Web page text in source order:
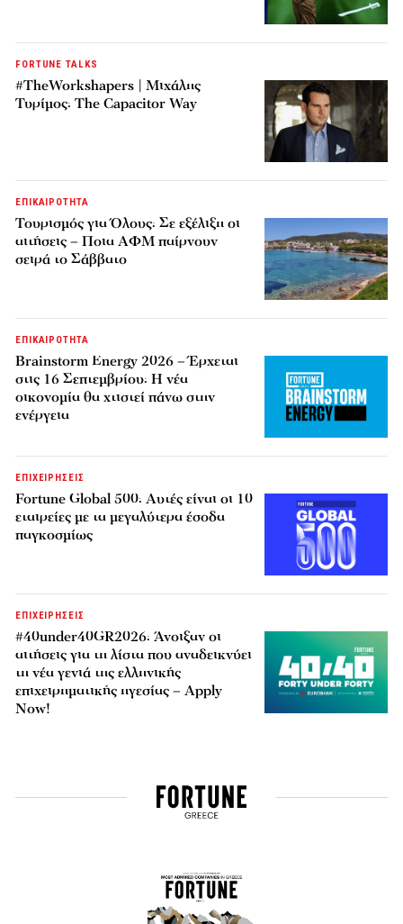
FORTUNE TALKS
#TheWorkshapers | Μιχάλης
Τυρίμος: The Capacitor Way
ΕΠΙΚΑΙΡΟΤΗΤΑ
Τουρισμός για Όλους: Σε εξέλιξη οι
αιτήσεις – Ποια ΑΦΜ παίρνουν
σειρά το Σάββατο
ΕΠΙΚΑΙΡΟΤΗΤΑ
Brainstorm Energy 2026 – Έρχεται
στις 16 Σεπτεμβρίου: Η νέα
οικονομία θα χτιστεί πάνω στην
ενέργεια
ΕΠΙΧΕΙΡΗΣΕΙΣ
Fortune Global 500: Αυτές είναι οι 10
εταιρείες με τα μεγαλύτερα έσοδα
παγκοσμίως
ΕΠΙΧΕΙΡΗΣΕΙΣ
#40under40GR2026: Άνοιξαν οι
αιτήσεις για τη λίστα που αναδεικνύει
τη νέα γενιά της ελληνικής
επιχειρηματικής ηγεσίας – Apply
Now!